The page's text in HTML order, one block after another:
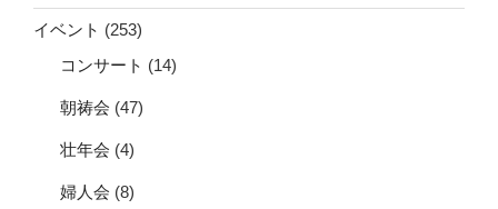
イベント (253)
コンサート (14)
朝祷会 (47)
壮年会 (4)
婦人会 (8)